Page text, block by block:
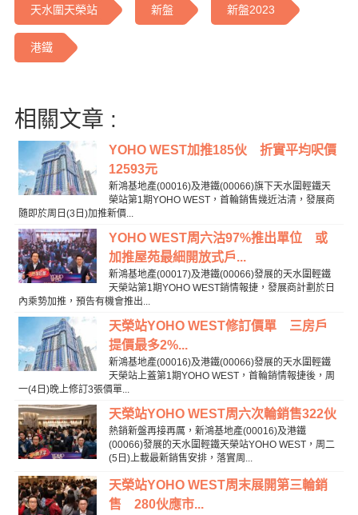
天水圍天榮站 新盤 新盤2023
港鐵
相關文章 :
YOHO WEST加推185伙 折實平均呎價
12593元
新鴻基地產(00016)及港鐵(00066)旗下天水圍輕鐵天
榮站第1期YOHO WEST，首輪銷售幾近沽清，發展商
隨即於周日(3日)加推新價...
YOHO WEST周六沽97%推出單位 或
加推屋苑最細開放式戶...
新鴻基地產(00017)及港鐵(00066)發展的天水圍輕鐵
天榮站第1期YOHO WEST銷情報捷，發展商計劃於日
內乘勢加推，預告有機會推出...
天榮站YOHO WEST修訂價單 三房戶
提價最多2%...
新鴻基地產(00016)及港鐵(00066)發展的天水圍輕鐵
天榮站上蓋第1期YOHO WEST，首輪銷情報捷後，周
一(4日)晚上修訂3張價單...
天榮站YOHO WEST周六次輪銷售322伙
熱銷新盤再接再厲，新鴻基地產(00016)及港鐵
(00066)發展的天水圍輕鐵天榮站YOHO WEST，周二
(5日)上載最新銷售安排，落實周...
天榮站YOHO WEST周末展開第三輪銷
售 280伙應市...